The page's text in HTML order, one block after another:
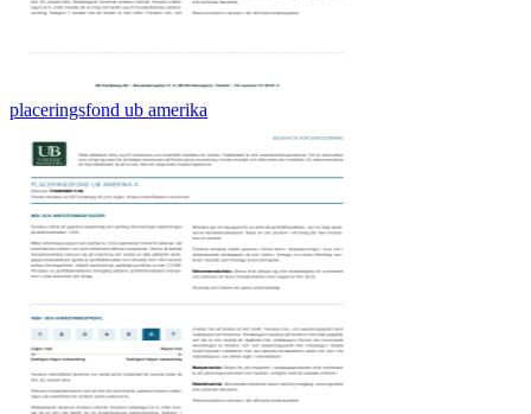
placeringsfond ub amerika